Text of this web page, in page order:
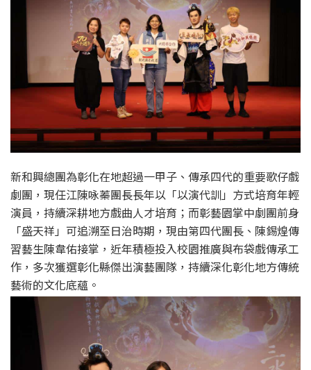
新和興總團為彰化在地超過一甲子、傳承四代的重要歌仔戲
劇團，現任江陳咏蓁團長長年以「以演代訓」方式培育年輕
演員，持續深耕地方戲曲人才培育；而彰藝園掌中劇團前身
「盛天祥」可追溯至日治時期，現由第四代團長、陳錫煌傳
習藝生陳韋佑接掌，近年積極投入校園推廣與布袋戲傳承工
作，多次獲選彰化縣傑出演藝團隊，持續深化彰化地方傳統
藝術的文化底蘊。